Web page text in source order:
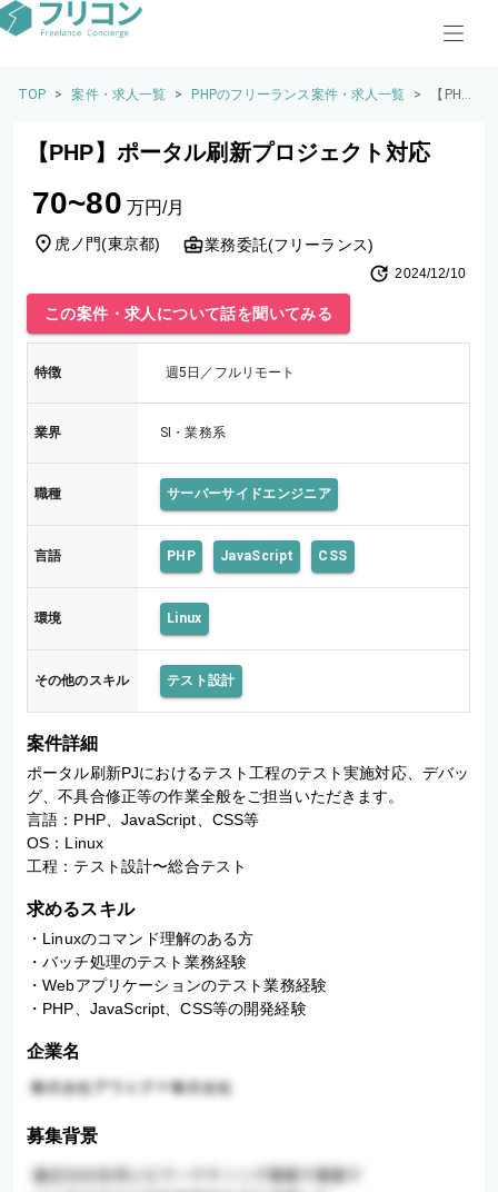
TOP > 案件・求人一覧 > PHPのフリーランス案件・求人一覧 >
【PH
刷新プ
【PHP】ポータル刷新プロジェクト対応
70~80 万円/月
虎ノ門(東京都) 業務委託(フリーランス)
2024/12/10
この案件・求人について話を聞いてみる
特徴 週5日／フルリモート
業界 SI・業務系
職種 サーバーサイドエンジニア
言語 PHP JavaScript CSS
環境 Linux
その他のスキル テスト設計
案件詳細
ポータル刷新PJにおけるテスト工程のテスト実施対応、デバッ
グ、不具合修正等の作業全般をご担当いただきます。
言語：PHP、JavaScript、CSS等
OS：Linux
工程：テスト設計〜総合テスト
求めるスキル
・Linuxのコマンド理解のある方
・バッチ処理のテスト業務経験
・Webアプリケーションのテスト業務経験
・PHP、JavaScript、CSS等の開発経験
企業名
募集背景